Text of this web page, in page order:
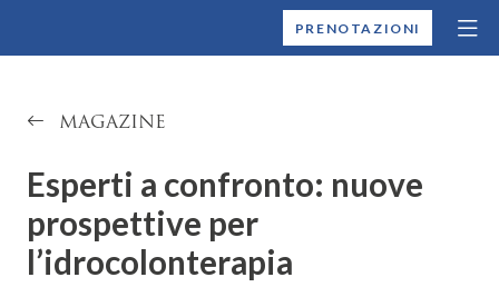
MONTALLEGROPRENOTAZIONI
MAGAZINE
Esperti a confronto: nuove
prospettive per
l’idrocolonterapia